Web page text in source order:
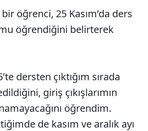
Sesi Aç
öğrenci, 25 Kasım’da ders
öğrendiğini belirterek
dersten çıktığım sırada
giriş çıkışlarımın
öğrendim.
de kasım ve aralık ayı